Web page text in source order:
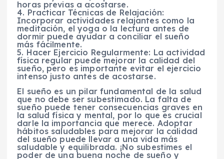
horas previas a acostarse.
4. Practicar Técnicas de Relajación:
Incorporar actividades relajantes como la
meditación, el yoga o la lectura antes de
dormir puede ayudar a conciliar el sueño
más fácilmente.
5. Hacer Ejercicio Regularmente: La actividad
física regular puede mejorar la calidad del
sueño, pero es importante evitar el ejercicio
intenso justo antes de acostarse.
El sueño es un pilar fundamental de la salud
que no debe ser subestimado. La falta de
sueño puede tener consecuencias graves en
la salud física y mental, por lo que es crucial
darle la importancia que merece. Adoptar
hábitos saludables para mejorar la calidad
del sueño puede llevar a una vida más
saludable y equilibrada. ¡No subestimes el
poder de una buena noche de sueño y